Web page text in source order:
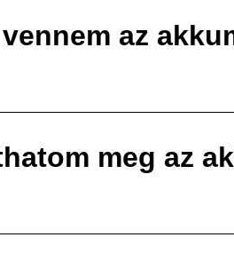
az
meg az